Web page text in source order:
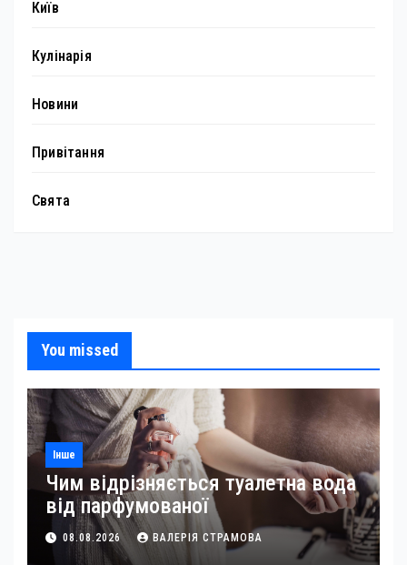
Київ
Кулінарія
Новини
Привітання
Свята
You missed
Інше
Чим відрізняється туалетна вода
від парфумованої
08.08.2026 ВАЛЕРІЯ СТРАМОВА